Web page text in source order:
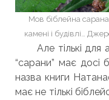
Мов біблейна
камені і будівлі…
Але тількі для
“сарани” має досі
назва книги
має не тількі